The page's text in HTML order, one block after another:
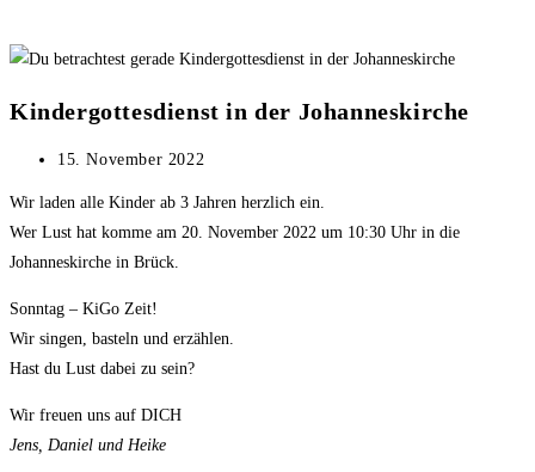
Kindergottesdienst in der Johanneskirche
Beitrag
15. November 2022
Wir laden alle Kinder ab 3 Jahren herzlich ein.
Wer Lust hat komme am 20. November 2022 um 10:30 Uhr in die
Johanneskirche in Brück.
Sonntag – KiGo Zeit!
Wir singen, basteln und erzählen.
Hast du Lust dabei zu sein?
Wir freuen uns auf DICH
Jens, Daniel und Heike